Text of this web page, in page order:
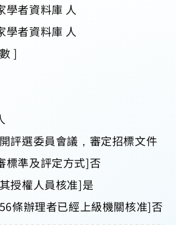
學者資料庫 人
學者資料庫 人
]
評選委員會議，審定招標文件
標準及評定方式]否
授權人員核准]是
條辦理者已經上級機關核准]否